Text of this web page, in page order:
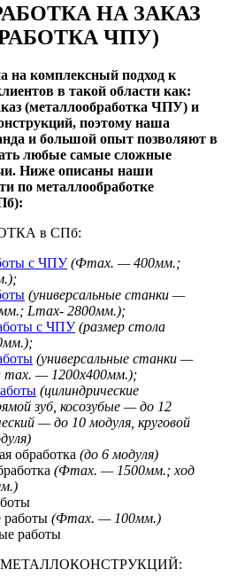
НА ЗАКАЗ
ЧПУ)
на комплексный подход к
в такой области как:
(металлообработка ЧПУ) и
поэтому наша
и большой опыт позволяют в
любые самые сложные
Ниже описаны наши
по металлообработке
в СПб:
с ЧПУ (Фmax. — 400мм.;
(универсальные станки —
Lmax- 2800мм.);
с ЧПУ(размер стола
(универсальные станки —
max. — 1200х400мм.);
(цилиндрические
зуб, косозубые — до 12
— до 10 модуля, круговой
обработка (до 6 модуля)
(Фmax. — 1500мм.; ход
работы (Фmax. — 100мм.)
работы